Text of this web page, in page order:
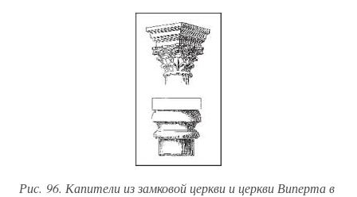
Рис. 96. Капители из замковой церкви и церкви Виперта в